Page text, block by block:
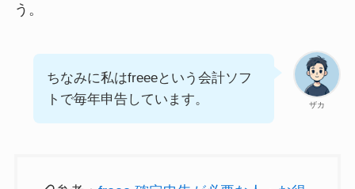
う。
ザカ
ちなみに私はfreeeという会計ソフ
トで毎年申告しています。